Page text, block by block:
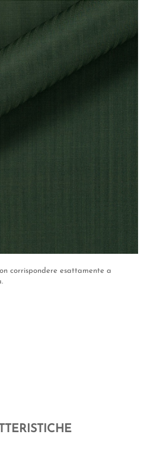
corrispondere esattamente a